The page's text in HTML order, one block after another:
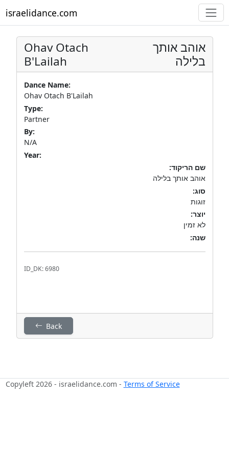
israelidance.com
Ohav Otach
B'Lailah
אוהב אותך
בלילה
Dance Name:
Ohav Otach B'Lailah
Type:
Partner
By:
N/A
Year:
שם הריקוד:
אוהב אותך בלילה
סוג:
זוגות
יוצר:
לא זמין
שנה:
ID_DK: 6980
Back
Copyleft 2026 - israelidance.com - Terms of Service